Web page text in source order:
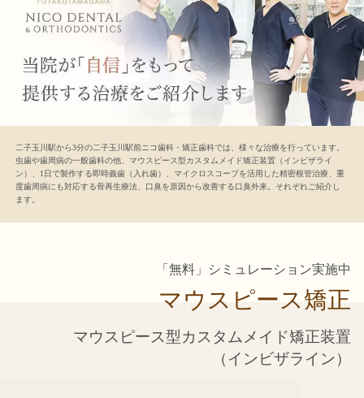
二子玉川駅から3分の二子玉川駅前ニコ歯科・矯正歯科では、様々な治療を行っています。
虫歯や歯周病の一般歯科の他、マウスピース型カスタムメイド矯正装置（インビザライ
ン）、1日で製作する即時義歯（入れ歯）、マイクロスコープを活用した精密根管治療、重
度歯周病にも対応する骨再生療法、口臭を原因から改善する口臭外来。それぞれご紹介し
ます。
「無料」シミュレーション実施中
マウスピース矯正
マウスピース型カスタムメイド矯正装置
（インビザライン）